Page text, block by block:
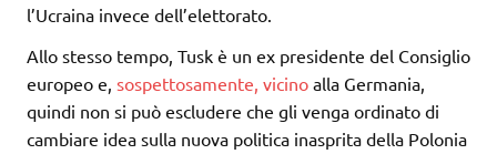
l’Ucraina invece dell’elettorato.
Allo stesso tempo, Tusk è un ex presidente del Consiglio
europeo e, sospettosamente, vicino alla Germania,
quindi non si può escludere che gli venga ordinato di
cambiare idea sulla nuova politica inasprita della Polonia